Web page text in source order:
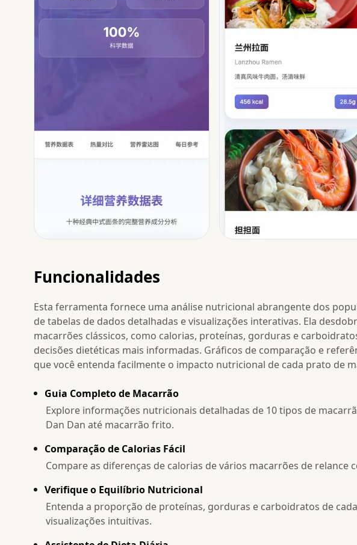
Funcionalidades
Esta ferramenta fornece uma análise nutricional abrangente dos
de tabelas de dados detalhadas e visualizações interativas. Ela
macarrões clássicos, como calorias, proteínas, gorduras e
decisões dietéticas mais informadas. Gráficos de comparação e
que você entenda facilmente o impacto nutricional de cada prato de
Guia Completo de Macarrão
Explore informações nutricionais detalhadas de 10 tipos de
Dan Dan até macarrão frito.
Comparação de Calorias Fácil
Compare as diferenças de calorias de vários macarrões de relance
Verifique o Equilíbrio Nutricional
Entenda a proporção de proteínas, gorduras e carboidratos de
visualizações intuitivas.